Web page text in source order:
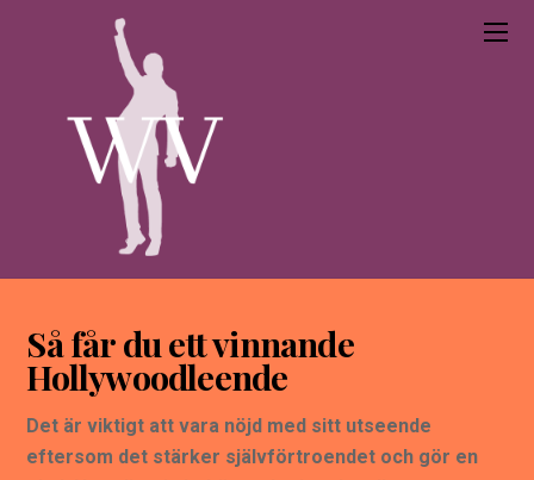
Så får du ett vinnande
Hollywoodleende
Det är viktigt att vara nöjd med sitt utseende
eftersom det stärker självförtroendet och gör en